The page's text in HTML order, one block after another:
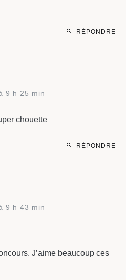
RÉPONDRE
9 h 25 min
chouette
RÉPONDRE
9 h 43 min
J’aime beaucoup ces